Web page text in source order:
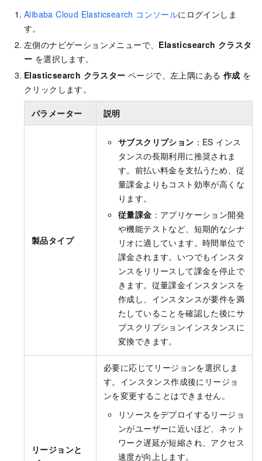
Alibaba Cloud Elasticsearch コンソールにログインしま
す。
左側のナビゲーションメニューで、 Elasticsearch クラスタ
ー を選択します。
Elasticsearch クラスター ページで、左上隅にある 作成 を
クリックします。
パラメーター 説明
製品タイプ
サブスクリプション ：ES インス
タンスの長期利用に推奨されま
す。前払い料金を支払うため、従
量課金よりもコスト効率が高くな
ります。
従量課金 ：アプリケーション開発
や機能テストなど、短期的なシナ
リオに適しています。時間単位で
課金されます。いつでもインスタ
ンスをリリースして課金を停止で
きます。従量課金インスタンスを
作成し、インスタンスが要件を満
たしていることを確認した後にサ
ブスクリプションインスタンスに
変換できます。
リージョンと
必要に応じてリージョンを選択しま
す。インスタンス作成後にリージョ
ンを変更することはできません。
リソースをデプロイするリージョ
ンがユーザーに近いほど、ネット
ワーク遅延が短縮され、アクセス
速度が向上します。